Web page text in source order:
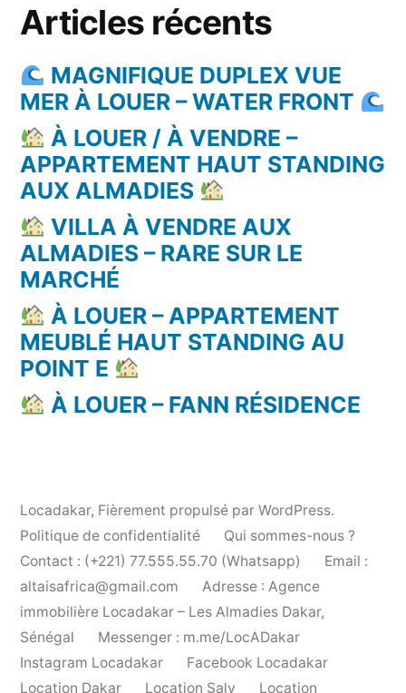
Articles récents
MAGNIFIQUE DUPLEX VUE
MER À LOUER – WATER FRONT
À LOUER / À VENDRE –
APPARTEMENT HAUT STANDING
AUX ALMADIES
VILLA À VENDRE AUX
ALMADIES – RARE SUR LE
MARCHÉ
À LOUER – APPARTEMENT
MEUBLÉ HAUT STANDING AU
POINT E
À LOUER – FANN RÉSIDENCE
Locadakar, Fièrement propulsé par WordPress.
Politique de confidentialité
Qui sommes-nous ?
Contact : (+221) 77.555.55.70 (Whatsapp)
Email :
altaisafrica@gmail.com
Adresse : Agence
immobilière Locadakar – Les Almadies Dakar,
Sénégal
Messenger : m.me/LocADakar
Instagram Locadakar
Facebook Locadakar
Location Dakar
Location Saly Location